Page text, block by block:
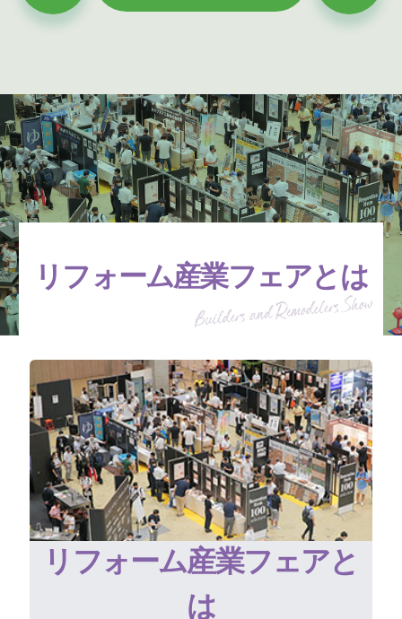
リフォーム産業フェアとは
リフォーム産業フェアと
は